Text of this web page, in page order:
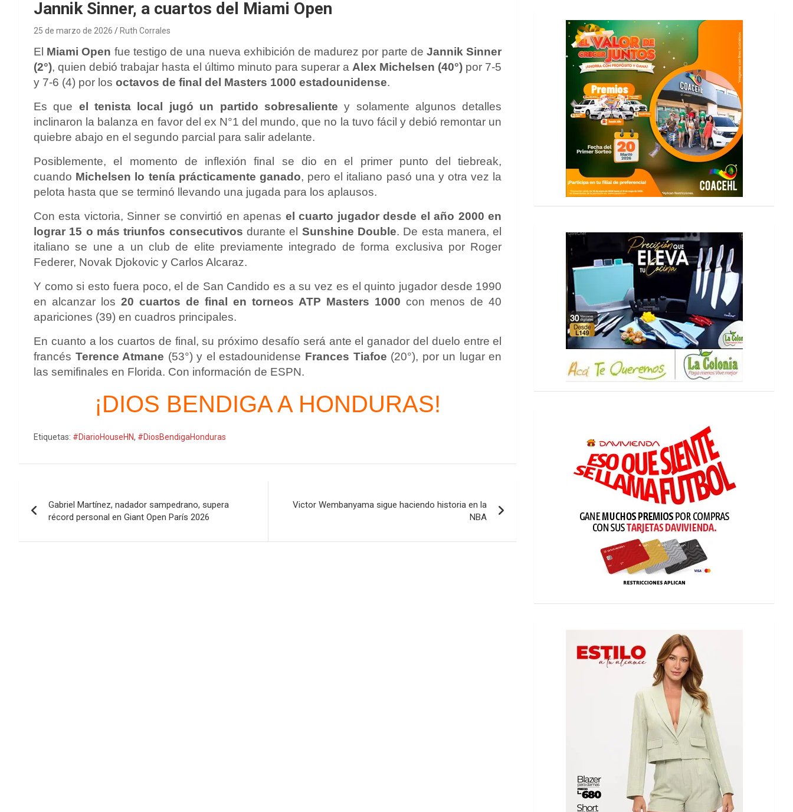
Jannik Sinner, a cuartos del Miami Open
25 de marzo de 2026 Ruth Corrales
El Miami Open fue testigo de una nueva exhibición de madurez por parte deJannik Sinner
(2°), quien debió trabajar hasta el último minuto para superar a Alex Michelsen (40°) por 7-5
y 7-6 (4) por los octavos de final del Masters 1000 estadounidense.
Es que el tenista local jugó un partido sobresalientey solamente algunos detalles
inclinaron la balanza en favor del ex N°1 del mundo, que no la tuvo fácil y debió remontar un
quiebre abajo en el segundo parcial para salir adelante.
Posiblemente, el momento de inflexión final se dio en el primer punto del tiebreak,
cuando Michelsen lo tenía prácticamente ganado, pero el italiano pasó una y otra vez la
pelota hasta que se terminó llevando una jugada para los aplausos.
Con esta victoria, Sinner se convirtió en apenas el cuarto jugador desde el año 2000 en
lograr 15 o más triunfos consecutivos durante el Sunshine Double. De esta manera, el
italiano se une a un club de elite previamente integrado de forma exclusiva por Roger
Federer, Novak Djokovic y Carlos Alcaraz.
Y como si esto fuera poco, el de San Candido es a su vez es el quinto jugador desde 1990
en alcanzar los20 cuartos de final en torneos ATP Masters 1000 con menos de 40
apariciones (39) en cuadros principales.
En cuanto a los cuartos de final, su próximo desafío será ante el ganador del duelo entre el
francés Terence Atmane (53°) y el estadounidense Frances Tiafoe (20°), por un lugar en
las semifinales en Florida. Con información de ESPN.
¡DIOS BENDIGA A HONDURAS!
Etiquetas: #DiarioHouseHN, #DiosBendigaHonduras
de
entradas
Gabriel Martínez, nadador sampedrano, supera
récord personal en Giant Open París 2026
Victor Wembanyama sigue haciendo historia en la
NBA